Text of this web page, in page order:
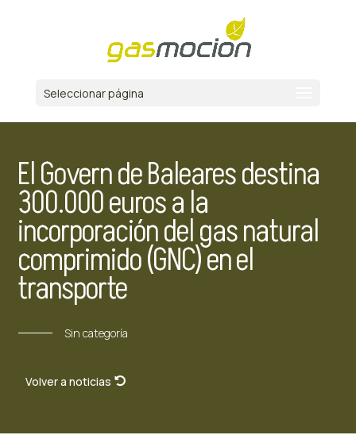
Seleccionar página
El Govern de Baleares destina
300.000 euros a la
incorporación del gas natural
comprimido (GNC) en el
transporte
Sin categoría
Volver a noticias